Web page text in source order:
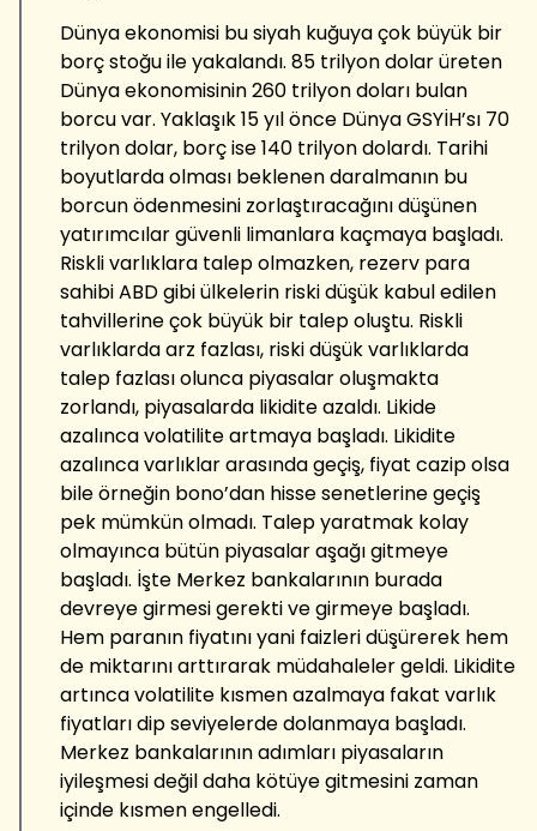
Dünya ekonomisi bu siyah kuğuya çok büyük bir
borç stoğu ile yakalandı. 85 trilyon dolar üreten
Dünya ekonomisinin 260 trilyon doları bulan
borcu var. Yaklaşık 15 yıl önce Dünya GSYİH’sı 70
trilyon dolar, borç ise 140 trilyon dolardı. Tarihi
boyutlarda olması beklenen daralmanın bu
borcun ödenmesini zorlaştıracağını düşünen
yatırımcılar güvenli limanlara kaçmaya başladı.
Riskli varlıklara talep olmazken, rezerv para
sahibi ABD gibi ülkelerin riski düşük kabul edilen
tahvillerine çok büyük bir talep oluştu. Riskli
varlıklarda arz fazlası, riski düşük varlıklarda
talep fazlası olunca piyasalar oluşmakta
zorlandı, piyasalarda likidite azaldı. Likide
azalınca volatilite artmaya başladı. Likidite
azalınca varlıklar arasında geçiş, fiyat cazip olsa
bile örneğin bono’dan hisse senetlerine geçiş
pek mümkün olmadı. Talep yaratmak kolay
olmayınca bütün piyasalar aşağı gitmeye
başladı. İşte Merkez bankalarının burada
devreye girmesi gerekti ve girmeye başladı.
Hem paranın fiyatını yani faizleri düşürerek hem
de miktarını arttırarak müdahaleler geldi. Likidite
artınca volatilite kısmen azalmaya fakat varlık
fiyatları dip seviyelerde dolanmaya başladı.
Merkez bankalarının adımları piyasaların
iyileşmesi değil daha kötüye gitmesini zaman
içinde kısmen engelledi.